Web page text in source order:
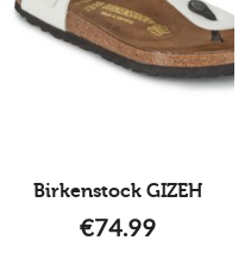
Birkenstock GIZEH
€74.99